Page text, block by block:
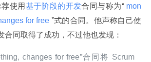
使用 基于阶段的开发合同与称为“ mon
for free ”式的合同。他声称自己使
合同取得了成功，不过他也发现：
changes for free”合同将 Scrum